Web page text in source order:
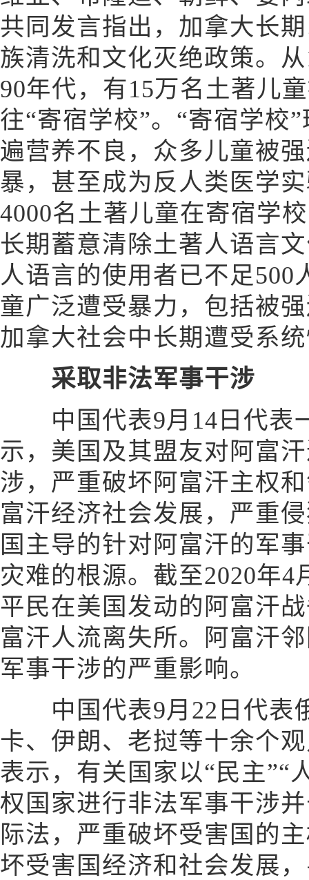
共同发言指出，加拿大长
族清洗和文化灭绝政策。
90年代，有15万名土著儿
往“寄宿学校”。“寄宿学校
遍营养不良，众多儿童被
暴，甚至成为反人类医学
4000名土著儿童在寄宿学
长期蓄意清除土著人语言
人语言的使用者已不足500
童广泛遭受暴力，包括被
加拿大社会中长期遭受系
采取非法军事干涉
中国代表9月14日代表
示，美国及其盟友对阿富
涉，严重破坏阿富汗主权
富汗经济社会发展，严重
国主导的针对阿富汗的军
灾难的根源。截至2020年4
平民在美国发动的阿富汗
富汗人流离失所。阿富汗
军事干涉的严重影响。
中国代表9月22日代表
卡、伊朗、老挝等十余个
表示，有关国家以“民主”“
权国家进行非法军事干涉
际法，严重破坏受害国的
坏受害国经济和社会发展